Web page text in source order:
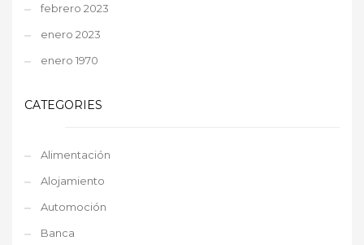
febrero 2023
enero 2023
enero 1970
CATEGORIES
Alimentación
Alojamiento
Automoción
Banca